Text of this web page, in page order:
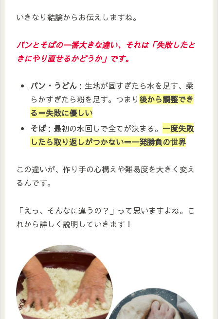
いきなり結論からお伝えしますね。
パンとそばの一番大きな違い、それは「失敗したと
きにやり直せるかどうか」です。
パン・うどん ：生地が固すぎたら水を足す、柔
らかすぎたら粉を足す。つまり 後から調整でき
る＝失敗に優しい
そば：最初の水回しで全てが決まる。 一度失敗
したら取り返しがつかない＝一発勝負の世界
この違いが、作り手の心構えや難易度を大きく変え
るんです。
「えっ、そんなに違うの？」って思いますよね。こ
れから詳しく説明していきます！